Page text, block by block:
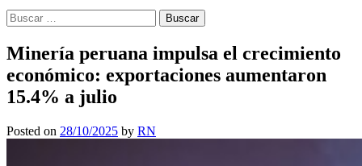
Buscar:
Minería peruana impulsa el crecimiento
económico: exportaciones aumentaron
15.4% a julio
Posted on 28/10/2025 by RN